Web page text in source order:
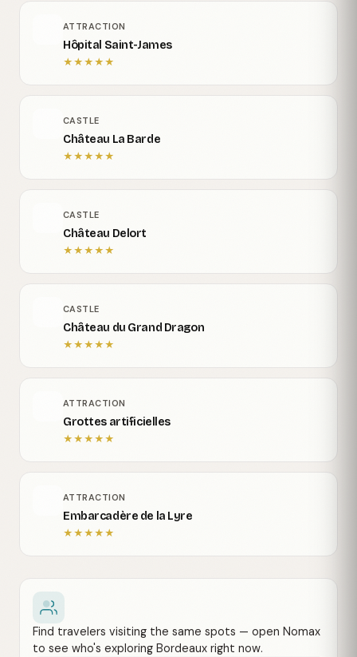
ATTRACTION
Hôpital Saint-James
★★★★★
CASTLE
Château La Barde
★★★★★
CASTLE
Château Delort
★★★★★
CASTLE
Château du Grand Dragon
★★★★★
ATTRACTION
Grottes artificielles
★★★★★
ATTRACTION
Embarcadère de la Lyre
★★★★★
Find travelers visiting the same spots — open Nomax
to see who's exploring Bordeaux right now.